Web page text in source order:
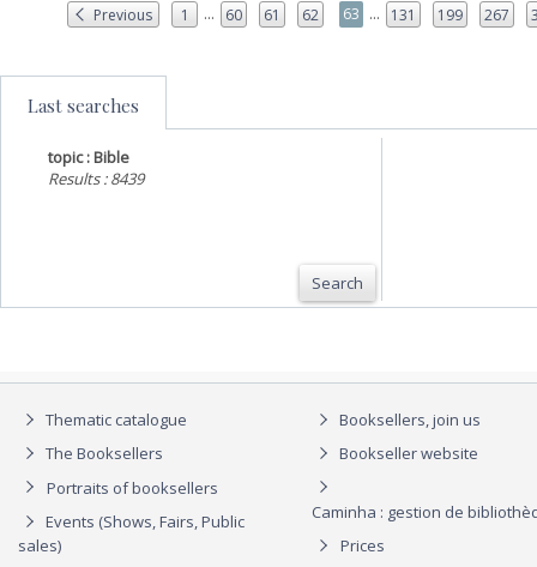
Previous 1 ... 60 61 62 63 ... 131 199 267
Last searches
topic : Bible
Results : 8439
Search
Thematic catalogue
The Booksellers
Portraits of booksellers
Events (Shows, Fairs, Public
sales)
Booksellers, join us
Bookseller website
Caminha : gestion de
Prices